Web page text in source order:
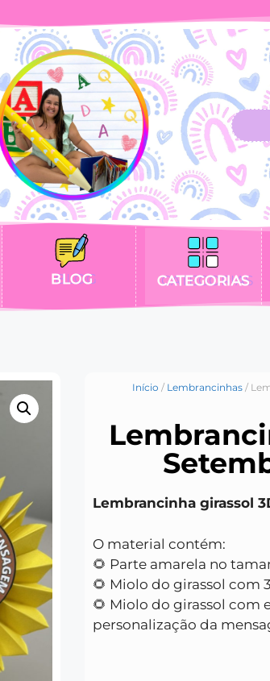
BLOG CATEGORIAS
Início / Lembrancinhas /
Lembrancinha girassol
O material contém:
🌻 Parte amarela no
🌻 Miolo do girassol com
🌻 Miolo do girassol com
personalização da